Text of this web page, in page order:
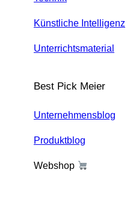
Künstliche Intelligenz
Unterrichtsmaterial
Best Pick Meier
Unternehmensblog
Produktblog
Webshop